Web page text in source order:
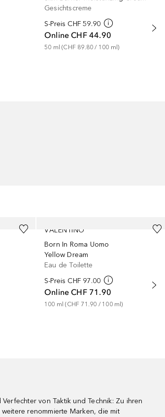
Gesichtscreme
S-Preis CHF 59.90
Online CHF 44.90
50 ml (CHF 89.80 / 100 ml)
VALENTINO
Born In Roma Uomo
Yellow Dream
Eau de Toilette
S-Preis CHF 97.00
Online CHF 71.90
100 ml (CHF 71.90 / 100 ml)
Verfechter von Taktik und Technik: Zu ihren
renommierte Marken, die mit